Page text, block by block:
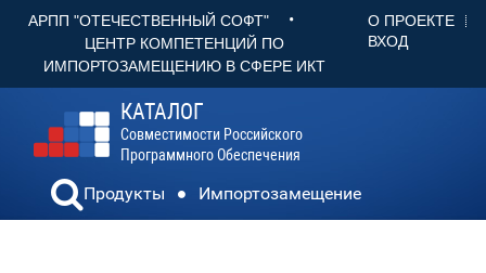
АРПП "ОТЕЧЕСТВЕННЫЙ СОФТ" •
ЦЕНТР КОМПЕТЕНЦИЙ ПО
ИМПОРТОЗАМЕЩЕНИЮ В СФЕРЕ ИКТ
О ПРОЕКТЕ
ВХОД
КАТАЛОГ
Совместимости Российского
Программного Обеспечения
Продукты Импортозамещение